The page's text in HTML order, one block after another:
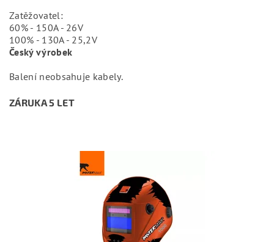
Zatěžovatel:
60% - 150A - 26V
100% - 130A - 25,2V
Český výrobek
Balení neobsahuje kabely.
ZÁRUKA 5 LET